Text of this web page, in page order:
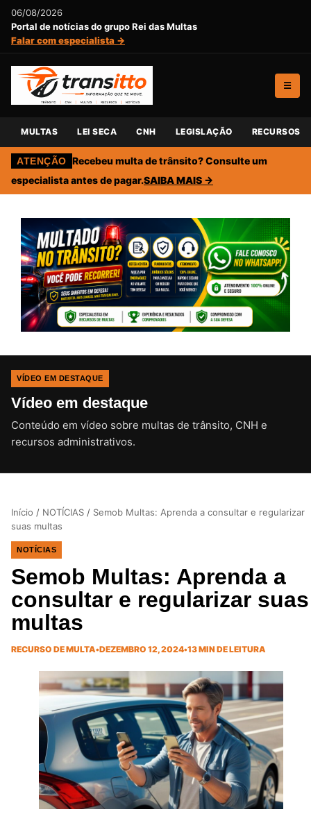
06/08/2026
Portal de notícias do grupo Rei das Multas
Falar com especialista →
☰
MULTAS LEI SECA CNH LEGISLAÇÃO RECURSOS
ATENÇÃO Recebeu multa de trânsito? Consulte um
especialista antes de pagar.SAIBA MAIS →
VÍDEO EM DESTAQUE
Vídeo em destaque
Conteúdo em vídeo sobre multas de trânsito, CNH e
recursos administrativos.CLIQUE PARA ATIVAR O SOM
Início / NOTÍCIAS / Semob Multas: Aprenda a consultar e regularizar
suas multas
NOTÍCIAS
Semob Multas: Aprenda a
consultar e regularizar suas
multas
RECURSO DE MULTA•DEZEMBRO 12, 2024•13 MIN DE LEITURA